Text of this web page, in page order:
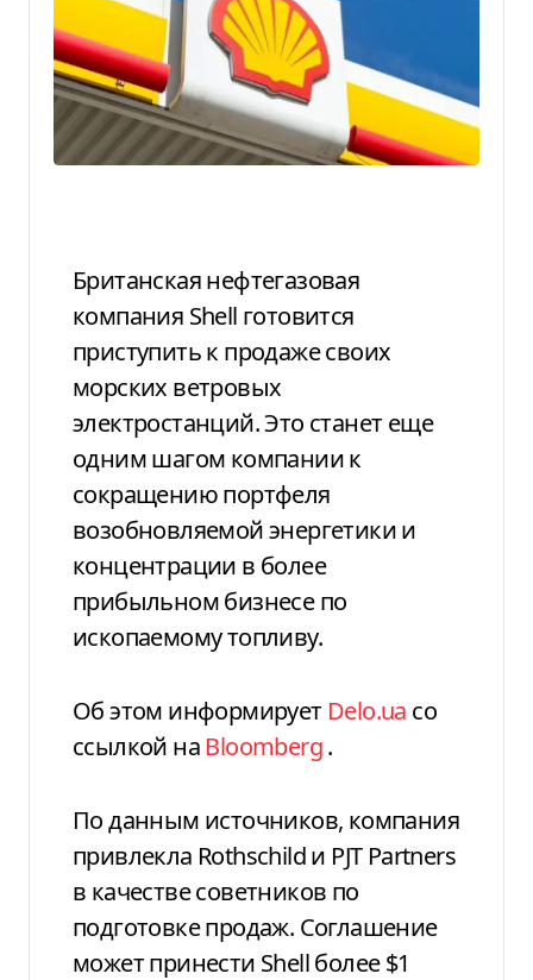
Британская нефтегазовая
компания Shell готовится
приступить к продаже своих
морских ветровых
электростанций. Это станет еще
одним шагом компании к
сокращению портфеля
возобновляемой энергетики и
концентрации в более
прибыльном бизнесе по
ископаемому топливу.
Об этом информирует Delo.ua со
ссылкой на Вloomberg.
По данным источников, компания
привлекла Rothschild и PJT Partners
в качестве советников по
подготовке продаж. Соглашение
может принести Shell более $1